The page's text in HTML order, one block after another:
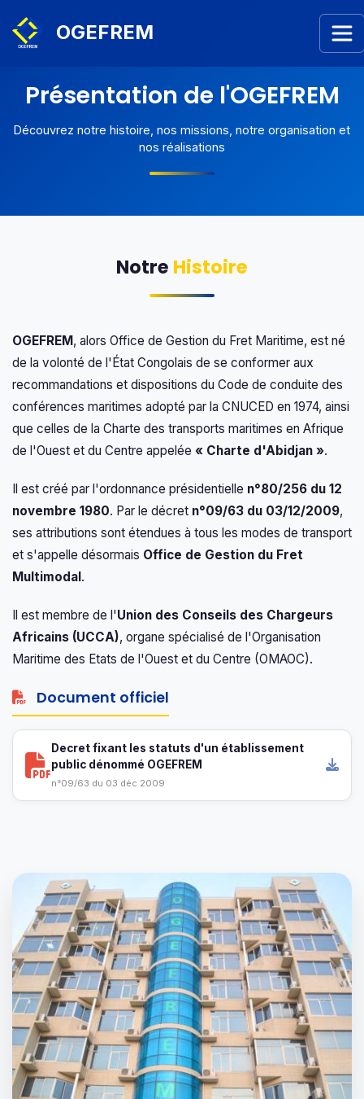
OGEFREM
Présentation de l'OGEFREM
Découvrez notre histoire, nos missions, notre organisation et
nos réalisations
Notre Histoire
OGEFREM, alors Office de Gestion du Fret Maritime, est né
de la volonté de l'État Congolais de se conformer aux
recommandations et dispositions du Code de conduite des
conférences maritimes adopté par la CNUCED en 1974, ainsi
que celles de la Charte des transports maritimes en Afrique
de l'Ouest et du Centre appelée « Charte d'Abidjan ».
Il est créé par l'ordonnance présidentielle n°80/256 du 12
novembre 1980. Par le décret n°09/63 du 03/12/2009,
ses attributions sont étendues à tous les modes de transport
et s'appelle désormais Office de Gestion du Fret
Multimodal.
Il est membre de l'Union des Conseils des Chargeurs
Africains (UCCA), organe spécialisé de l'Organisation
Maritime des Etats de l'Ouest et du Centre (OMAOC).
Document officiel
Decret fixant les statuts d'un établissement
public dénommé OGEFREM
n°09/63 du 03 déc 2009